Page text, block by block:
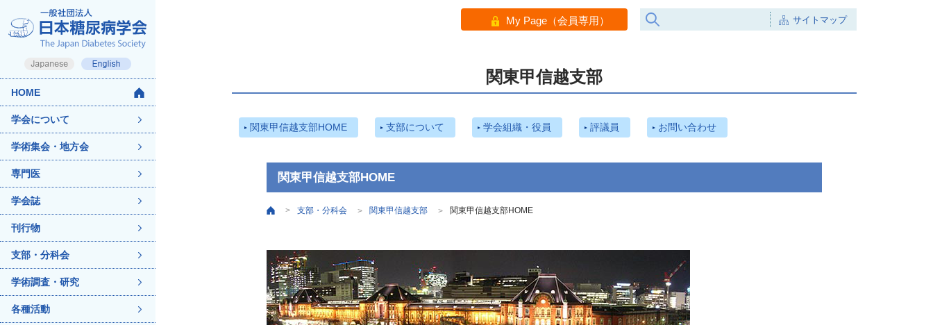
HOME
学会について
学術集会・地方会
専門医
学会誌
刊行物
支部・分科会
学術調査・研究
各種活動
My Page（会員専用） サイトマップ
関東甲信越支部
関東甲信越支部HOME 支部について 学会組織・役員 評議員 お問い合わせ
関東甲信越支部HOME
> 支部・分科会 > 関東甲信越支部 > 関東甲信越支部HOME